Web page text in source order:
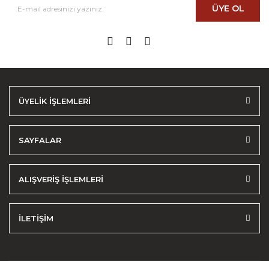
ÜYE OL
ÜYELİK İŞLEMLERİ
SAYFALAR
ALIŞVERİŞ İŞLEMLERİ
İLETİŞİM